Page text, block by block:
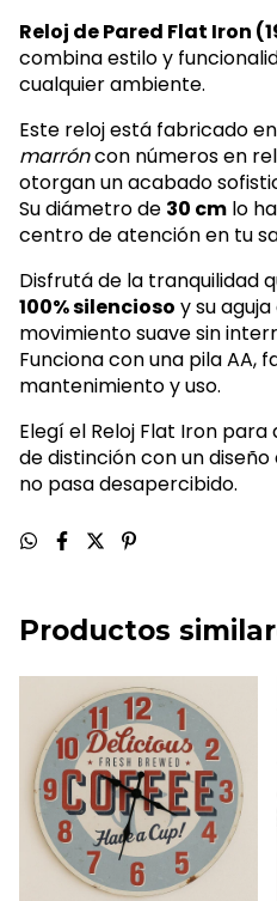
Reloj de Pared Flat Iron
combina estilo y
cualquier ambiente.
Este reloj está fabricado en
marróncon números en
otorgan un acabado
Su diámetro de 30 cm lo
centro de atención en tu
Disfrutá de la tranquilidad
100% silencioso y su
movimiento suave sin
Funciona con una pila AA,
mantenimiento y uso.
Elegí el Reloj Flat Iron
de distinción con un
no pasa desapercibido.
Productos